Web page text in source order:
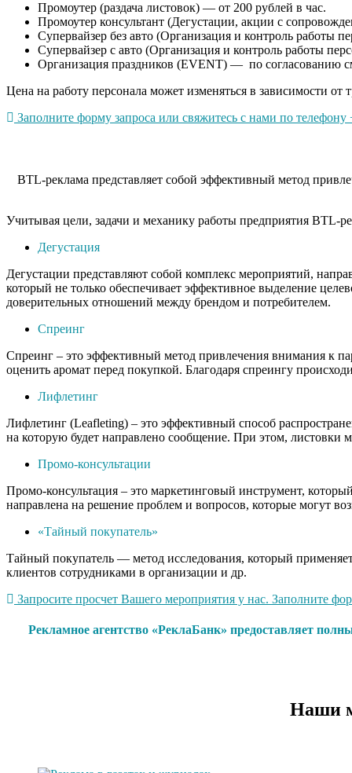
Промоутер (раздача листовок) — от 200 рублей в час.
Промоутер консультант (Дегустации, акции с
Супервайзер без авто (Организация и контроль работы
Супервайзер с авто (Организация и контроль работы
Организация праздников (EVENT) — по согласованию
Цена на работу персонала может изменяться в зависимости
Заполните форму запроса или свяжитесь с нами по
BTL-реклама представляет собой эффективный метод
Учитывая цели, задачи и механику работы предприятия BTL-
Дегустация
Дегустации представляют собой комплекс мероприятий,
который не только обеспечивает эффективное выделение
доверительных отношений между брендом и потребителем.
Спреинг
Спреинг – это эффективный метод привлечения внимания к
оценить аромат перед покупкой. Благодаря спреингу
Лифлетинг
Лифлетинг (Leafleting) – это эффективный способ
на которую будет направлено сообщение. При этом, листовки
Промо-консультации
Промо-консультация – это маркетинговый инструмент,
направлена на решение проблем и вопросов, которые могут
«Тайный покупатель»
Тайный покупатель — метод исследования, который
клиентов сотрудниками в организации и др.
Запросите просчет Вашего мероприятия у нас. Заполните
Рекламное агентство «РеклаБанк» предоставляет
Наши